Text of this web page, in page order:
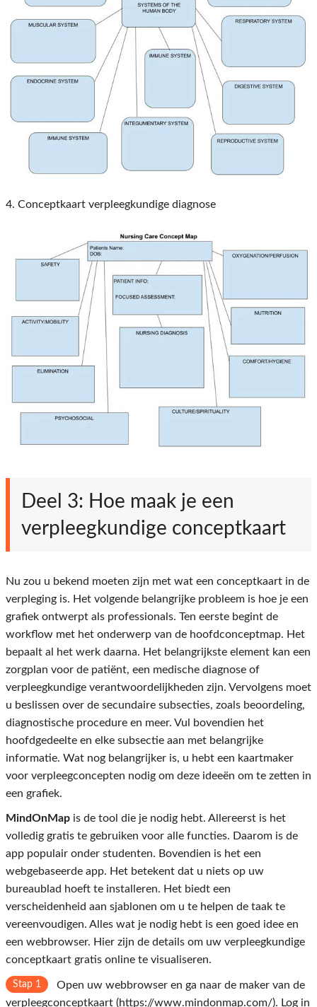
4. Conceptkaart verpleegkundige diagnose
Deel 3: Hoe maak je een
verpleegkundige conceptkaart
Nu zou u bekend moeten zijn met wat een conceptkaart in de
verpleging is. Het volgende belangrijke probleem is hoe je een
grafiek ontwerpt als professionals. Ten eerste begint de
workflow met het onderwerp van de hoofdconceptmap. Het
bepaalt al het werk daarna. Het belangrijkste element kan een
zorgplan voor de patiënt, een medische diagnose of
verpleegkundige verantwoordelijkheden zijn. Vervolgens moet
u beslissen over de secundaire subsecties, zoals beoordeling,
diagnostische procedure en meer. Vul bovendien het
hoofdgedeelte en elke subsectie aan met belangrijke
informatie. Wat nog belangrijker is, u hebt een kaartmaker
voor verpleegconcepten nodig om deze ideeën om te zetten in
een grafiek.
MindOnMap is de tool die je nodig hebt. Allereerst is het
volledig gratis te gebruiken voor alle functies. Daarom is de
app populair onder studenten. Bovendien is het een
webgebaseerde app. Het betekent dat u niets op uw
bureaublad hoeft te installeren. Het biedt een
verscheidenheid aan sjablonen om u te helpen de taak te
vereenvoudigen. Alles wat je nodig hebt is een goed idee en
een webbrowser. Hier zijn de details om uw verpleegkundige
conceptkaart gratis online te visualiseren.
Stap 1
Open uw webbrowser en ga naar de maker van de
verpleegconceptkaart (https://www.mindonmap.com/). Log in